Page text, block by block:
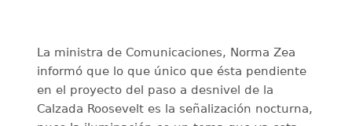
La ministra de Comunicaciones, Norma Zea
informó que lo que único que ésta pendiente
en el proyecto del paso a desnivel de la
Calzada Roosevelt es la señalización nocturna,